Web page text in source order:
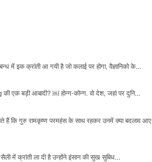
में इक क्रांती आ गयी है जो कलाई पर होगा, वैज्ञानिको के...
एक बड़ी आबादी? ￼ होन्ग-कोन्ग. वो देश, जहां पर दुनि...
हैं कि गुरु रामकृष्ण परमहंस के साथ रहकर उनमें क्या बदलाव आए
सैली में क्रांती ला दी है उन्होंने इंसान की सुख सुबिध...